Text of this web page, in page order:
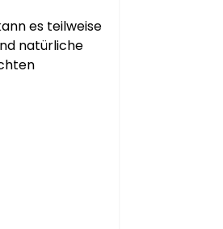
es teilweise
natürliche